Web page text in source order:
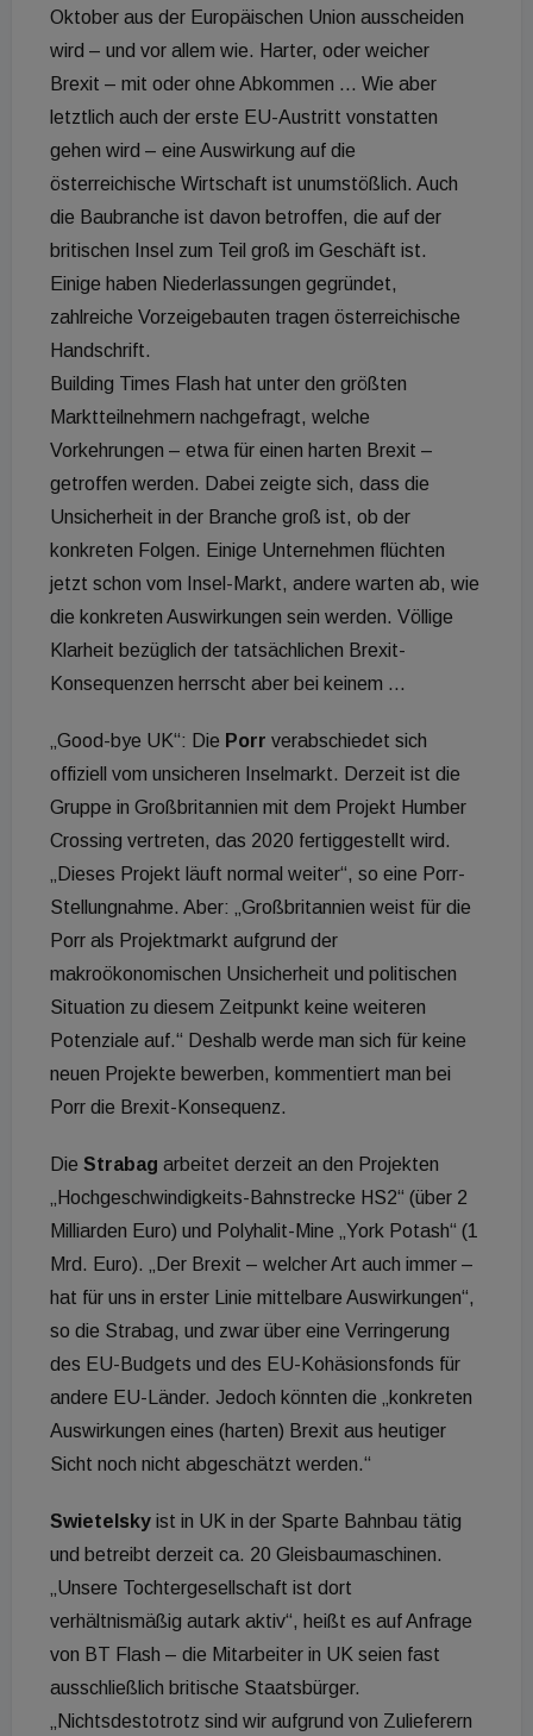
Oktober aus der Europäischen Union ausscheiden
wird – und vor allem wie. Harter, oder weicher
Brexit – mit oder ohne Abkommen … Wie aber
letztlich auch der erste EU-Austritt vonstatten
gehen wird – eine Auswirkung auf die
österreichische Wirtschaft ist unumstößlich. Auch
die Baubranche ist davon betroffen, die auf der
britischen Insel zum Teil groß im Geschäft ist.
Einige haben Niederlassungen gegründet,
zahlreiche Vorzeigebauten tragen österreichische
Handschrift.
Building Times Flash hat unter den größten
Marktteilnehmern nachgefragt, welche
Vorkehrungen – etwa für einen harten Brexit –
getroffen werden. Dabei zeigte sich, dass die
Unsicherheit in der Branche groß ist, ob der
konkreten Folgen. Einige Unternehmen flüchten
jetzt schon vom Insel-Markt, andere warten ab, wie
die konkreten Auswirkungen sein werden. Völlige
Klarheit bezüglich der tatsächlichen Brexit-
Konsequenzen herrscht aber bei keinem ...
„Good-bye UK“: Die Porr verabschiedet sich
offiziell vom unsicheren Inselmarkt. Derzeit ist die
Gruppe in Großbritannien mit dem Projekt Humber
Crossing vertreten, das 2020 fertiggestellt wird.
„Dieses Projekt läuft normal weiter“, so eine Porr-
Stellungnahme. Aber: „Großbritannien weist für die
Porr als Projektmarkt aufgrund der
makroökonomischen Unsicherheit und politischen
Situation zu diesem Zeitpunkt keine weiteren
Potenziale auf.“ Deshalb werde man sich für keine
neuen Projekte bewerben, kommentiert man bei
Porr die Brexit-Konsequenz.
Die Strabag arbeitet derzeit an den Projekten
„Hochgeschwindigkeits-Bahnstrecke HS2“ (über 2
Milliarden Euro) und Polyhalit-Mine „York Potash“ (1
Mrd. Euro). „Der Brexit – welcher Art auch immer –
hat für uns in erster Linie mittelbare Auswirkungen“,
so die Strabag, und zwar über eine Verringerung
des EU-Budgets und des EU-Kohäsionsfonds für
andere EU-Länder. Jedoch könnten die „konkreten
Auswirkungen eines (harten) Brexit aus heutiger
Sicht noch nicht abgeschätzt werden.“
Swietelsky ist in UK in der Sparte Bahnbau tätig
und betreibt derzeit ca. 20 Gleisbaumaschinen.
„Unsere Tochtergesellschaft ist dort
verhältnismäßig autark aktiv“, heißt es auf Anfrage
von BT Flash – die Mitarbeiter in UK seien fast
ausschließlich britische Staatsbürger.
„Nichtsdestotrotz sind wir aufgrund von Zulieferern